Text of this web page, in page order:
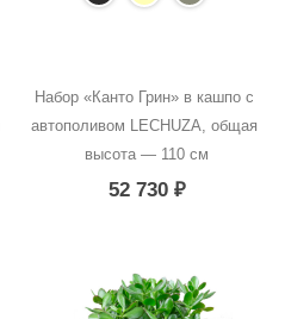
Набор «Канто Грин» в кашпо с
автополивом LECHUZA, общая
высота — 110 см
52 730 ₽